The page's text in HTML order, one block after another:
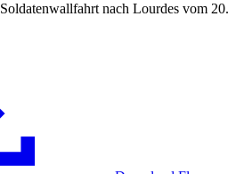
nach Lourdes vom 20.